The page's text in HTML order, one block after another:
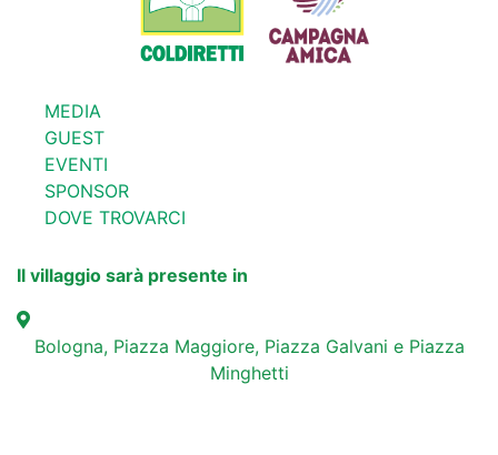
MEDIA
GUEST
EVENTI
SPONSOR
DOVE TROVARCI
Il villaggio sarà presente in
Bologna, Piazza Maggiore, Piazza Galvani e Piazza
Minghetti